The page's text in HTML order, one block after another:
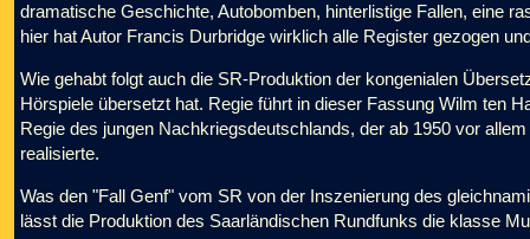
dramatische Geschichte, Autobomben, hinterlistige Fallen, eine
hier hat Autor Francis Durbridge wirklich alle Register gezogen
Wie gehabt folgt auch die SR-Produktion der kongenialen
Hörspiele übersetzt hat. Regie führt in dieser Fassung Wilm ten
Regie des jungen Nachkriegsdeutschlands, der ab 1950 vor
realisierte.
Was den "Fall Genf" vom SR von der Inszenierung des
lässt die Produktion des Saarländischen Rundfunks die klasse